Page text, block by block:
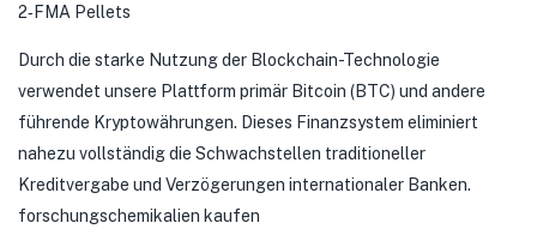
2‑FMA Pellets
Durch die starke Nutzung der Blockchain-Technologie
verwendet unsere Plattform primär Bitcoin (BTC) und andere
führende Kryptowährungen. Dieses Finanzsystem eliminiert
nahezu vollständig die Schwachstellen traditioneller
Kreditvergabe und Verzögerungen internationaler Banken.
forschungschemikalien kaufen